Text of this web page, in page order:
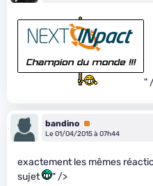
"
bandino Premium
Le 01/04/2015 à 07h44
exactement les mêmes
sujet
" />